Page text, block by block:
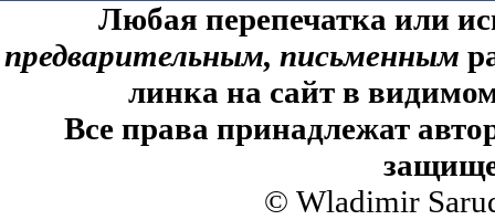
Любая перепечатка или
предварительным, письменным
линка на сайт в
Все права принадлежат
© Wladimir